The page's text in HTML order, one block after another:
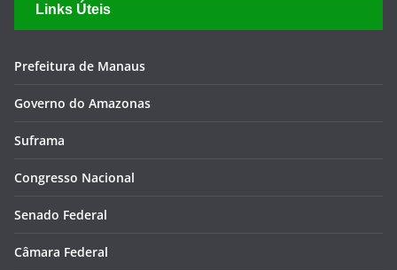
Links Úteis
Prefeitura de Manaus
Governo do Amazonas
Suframa
Congresso Nacional
Senado Federal
Câmara Federal